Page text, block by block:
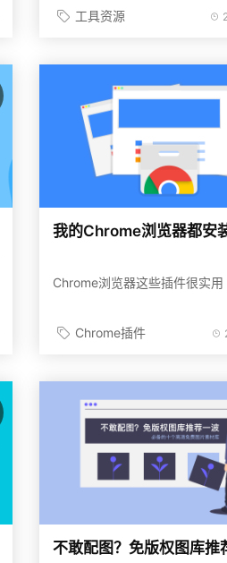
工具资源
Chrome浏览器这些插件很实用
Chrome插件
不敢配图？免版权图库推